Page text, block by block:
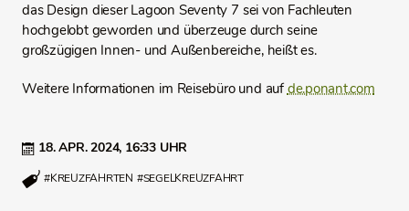
18. APR. 2024, 16:33 UHR
#KREUZFAHRTEN #SEGELKREUZFAHRT
das Design dieser Lagoon Seventy 7 sei von Fachleuten
hochgelobt geworden und überzeuge durch seine
großzügigen Innen- und Außenbereiche, heißt es.
Weitere Informationen im Reisebüro und aufde.ponant.com